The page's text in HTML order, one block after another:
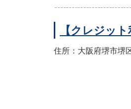
【クレジッ
住所：大阪府堺市堺